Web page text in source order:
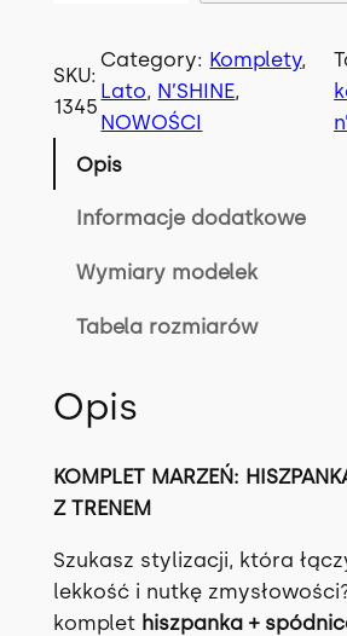
ć
K
I
C
E
S
w
3
SKU:
1345
Category: Komplety
Lato, N’SHINE
NOWOŚCI
Opis
Informacje dodatkowe
Wymiary modelek
Tabela rozmiarów
Opis
KOMPLET MARZEŃ:
Z TRENEM
Szukasz stylizacji, która
lekkość i nutkę
komplet hiszpanka +